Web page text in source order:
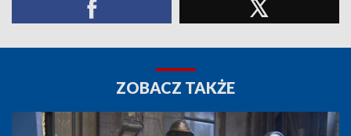
ZOBACZ TAKŻE